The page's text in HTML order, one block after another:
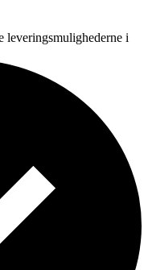
leveringsmulighederne i